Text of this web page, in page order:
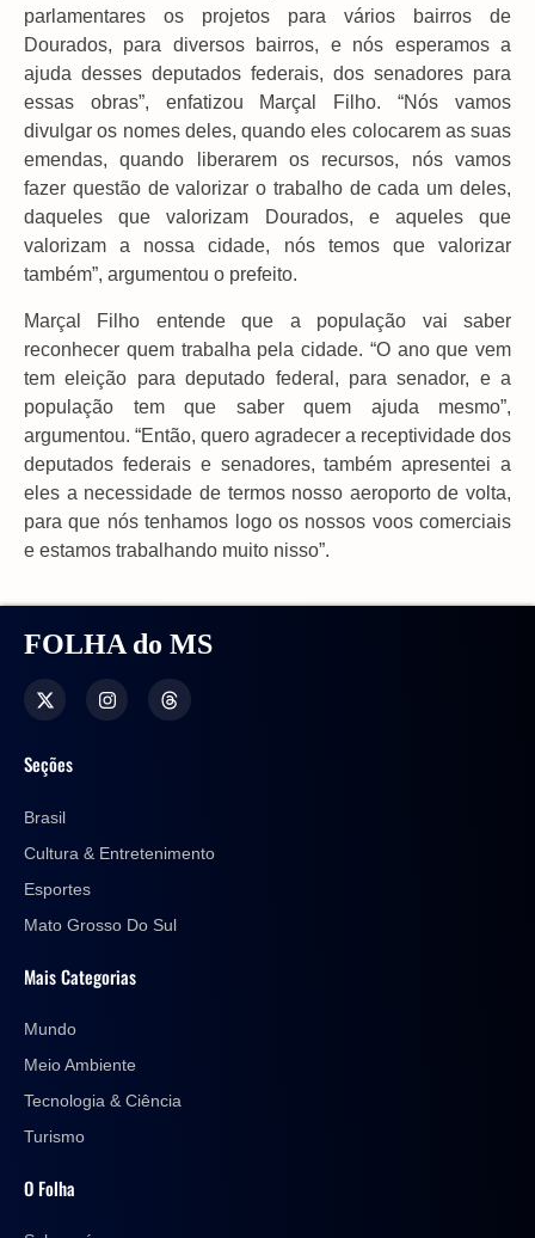
parlamentares os projetos para vários bairros de
Dourados, para diversos bairros, e nós esperamos a
ajuda desses deputados federais, dos senadores para
essas obras”, enfatizou Marçal Filho. “Nós vamos
divulgar os nomes deles, quando eles colocarem as suas
emendas, quando liberarem os recursos, nós vamos
fazer questão de valorizar o trabalho de cada um deles,
daqueles que valorizam Dourados, e aqueles que
valorizam a nossa cidade, nós temos que valorizar
também”, argumentou o prefeito.
Marçal Filho entende que a população vai saber
reconhecer quem trabalha pela cidade. “O ano que vem
tem eleição para deputado federal, para senador, e a
população tem que saber quem ajuda mesmo”,
argumentou. “Então, quero agradecer a receptividade dos
deputados federais e senadores, também apresentei a
eles a necessidade de termos nosso aeroporto de volta,
para que nós tenhamos logo os nossos voos comerciais
e estamos trabalhando muito nisso”.
FOLHA do MS
Seções
Brasil
Cultura & Entretenimento
Esportes
Mato Grosso Do Sul
Mais Categorias
Mundo
Meio Ambiente
Tecnologia & Ciência
Turismo
O Folha